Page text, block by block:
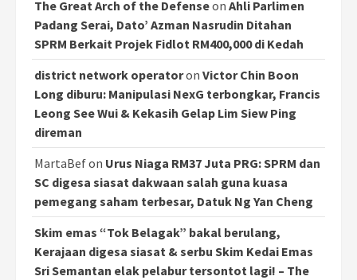
The Great Arch of the Defenseon Ahli Parlimen
Padang Serai, Dato’ Azman Nasrudin Ditahan
SPRM Berkait Projek Fidlot RM400,000 di Kedah
district network operatoron Victor Chin Boon
Long diburu: Manipulasi NexG terbongkar, Francis
Leong See Wui & Kekasih Gelap Lim Siew Ping
direman
MartaBefon Urus Niaga RM37 Juta PRG: SPRM dan
SC digesa siasat dakwaan salah guna kuasa
pemegang saham terbesar, Datuk Ng Yan Cheng
Skim emas “Tok Belagak” bakal berulang,
Kerajaan digesa siasat & serbu Skim Kedai Emas
Sri Semantan elak pelabur tersontot lagi! – The